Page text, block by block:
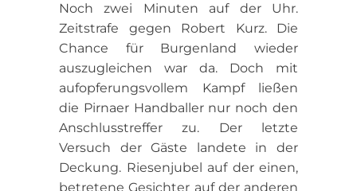
Noch zwei Minuten auf der Uhr.
Zeitstrafe gegen Robert Kurz. Die
Chance für Burgenland wieder
auszugleichen war da. Doch mit
aufopferungsvollem Kampf ließen
die Pirnaer Handballer nur noch den
Anschlusstreffer zu. Der letzte
Versuch der Gäste landete in der
Deckung. Riesenjubel auf der einen,
betretene Gesichter auf der anderen